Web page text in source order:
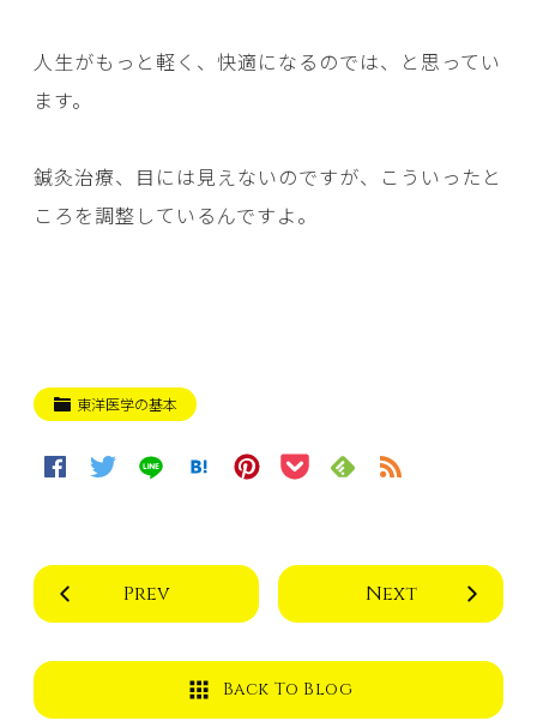
人生がもっと軽く、快適になるのでは、と思ってい
ます。
鍼灸治療、目には見えないのですが、こういったと
ころを調整しているんですよ。
東洋医学の基本
Prev Next
Back To Blog